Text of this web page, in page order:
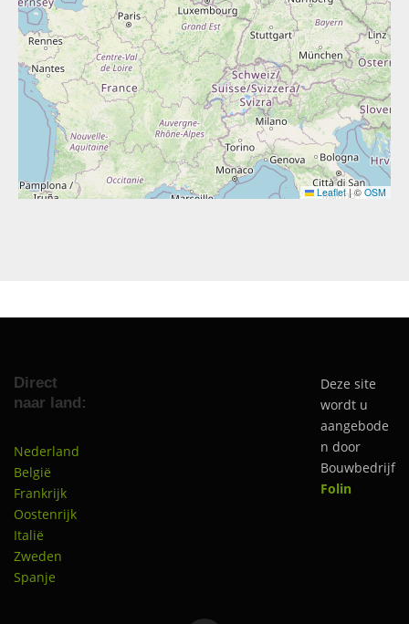
Leaflet |© OSM
Direct
naar land:
Nederland
België
Frankrijk
Oostenrijk
Italië
Zweden
Spanje
Deze site
wordt u
aangebode
n door
Bouwbedrijf
Folin